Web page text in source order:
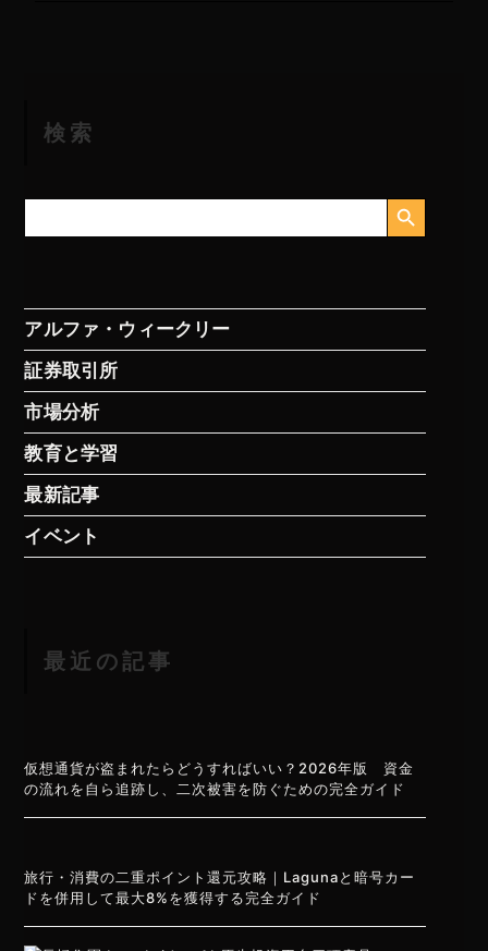
検索
検
す
検索ボタン
アルファ・ウィークリー
証券取引所
市場分析
教育と学習
最新記事
イベント
最近の記事
仮想通貨が盗まれたらどうすればいい？2026年版 資金
の流れを自ら追跡し、二次被害を防ぐための完全ガイド
旅行・消費の二重ポイント還元攻略｜Lagunaと暗号カー
ドを併用して最大8%を獲得する完全ガイド